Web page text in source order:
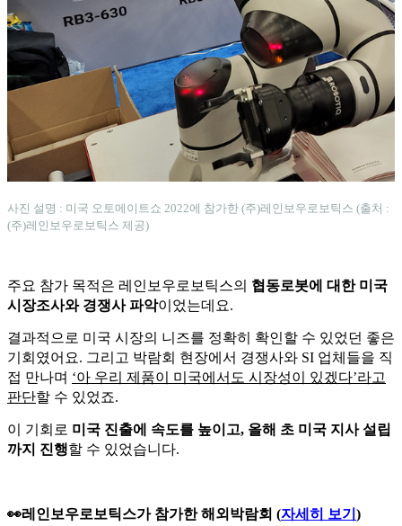
사진 설명 : 미국 오토메이트쇼 2022에 참가한 (주)레인보우로보틱스 (출처 :
(주)레인보우로보틱스 제공)
주요 참가 목적은 레인보우로보틱스의 협동로봇에 대한 미국
시장조사와 경쟁사 파악이었는데요.
결과적으로 미국 시장의 니즈를 정확히 확인할 수 있었던 좋은
기회였어요. 그리고 박람회 현장에서 경쟁사와 SI 업체들을 직
접 만나며 ‘아 우리 제품이 미국에서도 시장성이 있겠다’라고
판단할 수 있었죠.
이 기회로 미국 진출에 속도를 높이고, 올해 초 미국 지사 설립
까지 진행할 수 있었습니다.
👀레인보우로보틱스가 참가한 해외박람회 (자세히 보기 )